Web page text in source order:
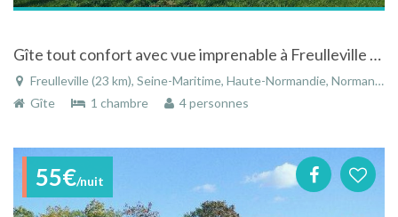
Gîte tout confort avec vue imprenable à Freulleville en Seine-Maritime - Haute-Normandie
Freulleville (23 km), Seine-Maritime, Haute-Normandie, Normandie, France
Gîte
1 chambre 4 personnes
55€/nuit